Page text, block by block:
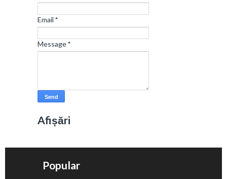
Email *
Message*
Afișări
Popular